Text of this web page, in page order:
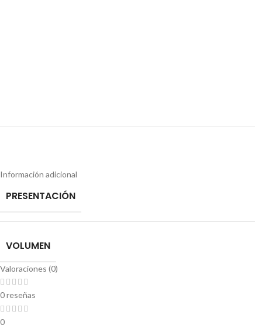
Información adicional
PRESENTACIÓN
VOLUMEN
Valoraciones (0)
0 reseñas
0